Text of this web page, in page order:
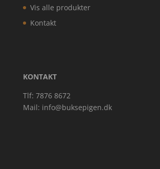
Vis alle produkter
Kontakt
KONTAKT
Tlf: 7876 8672
Mail: info@buksepigen.dk